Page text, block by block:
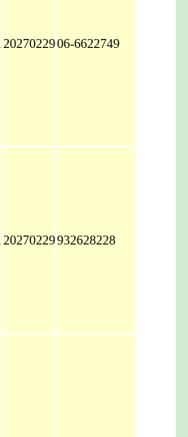
2027022906-6622749
20270229932628228